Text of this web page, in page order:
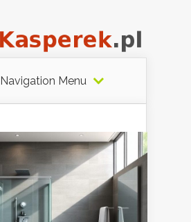
Navigation Menu